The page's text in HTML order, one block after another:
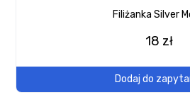
Filiżanka Silver
18 zł
Dodaj do